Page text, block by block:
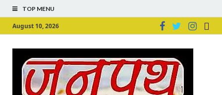
TOP MENU
August 10, 2026